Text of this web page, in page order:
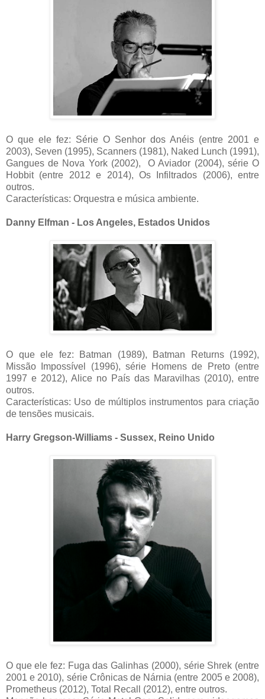
O que ele fez: Série O Senhor dos Anéis (entre 2001 e
2003), Seven (1995), Scanners (1981), Naked Lunch (1991),
Gangues de Nova York (2002), O Aviador (2004), série O
Hobbit (entre 2012 e 2014), Os Infiltrados (2006), entre
outros.
Características: Orquestra e música ambiente.
Danny Elfman - Los Angeles, Estados Unidos
O que ele fez: Batman (1989), Batman Returns (1992),
Missão Impossível (1996), série Homens de Preto (entre
1997 e 2012), Alice no País das Maravilhas (2010), entre
outros.
Características: Uso de múltiplos instrumentos para criação
de tensões musicais.
Harry Gregson-Williams - Sussex, Reino Unido
O que ele fez: Fuga das Galinhas (2000), série Shrek (entre
2001 e 2010), série Crônicas de Nárnia (entre 2005 e 2008),
Prometheus (2012), Total Recall (2012), entre outros.